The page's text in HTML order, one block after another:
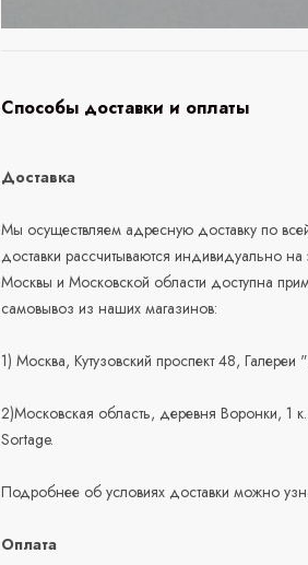
Способы доставки и оплаты
Доставка
Мы осуществляем адресную доставку по
доставки рассчитываются индивидуально
Москвы и Московской области доступна
самовывоз из наших магазинов:
1) Москва, Кутузовский проспект 48,
2)Московская область, деревня Воронки, 1
Sortage.
Подробнее об условиях доставки можно
Оплата